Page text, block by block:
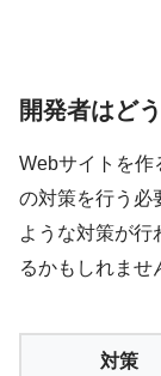
開発者はど
Webサイトを作
の対策を行う必
ような対策が行
るかもしれませ
対策